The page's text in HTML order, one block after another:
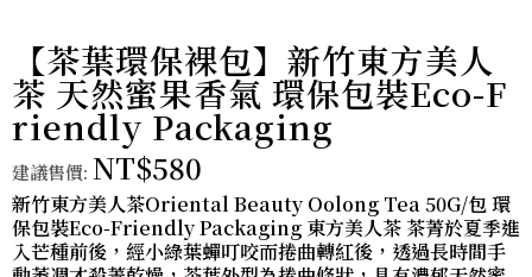
【茶葉環保裸包】新竹東方美人
茶 天然蜜果香氣 環保包裝Eco-F
riendly Packaging
建議售價: NT$580
新竹東方美人茶Oriental Beauty Oolong Tea 50G/包 環
保包裝Eco-Friendly Packaging 東方美人茶 茶菁於夏季進
入芒種前後，經小綠葉蟬叮咬而捲曲轉紅後，透過長時間手